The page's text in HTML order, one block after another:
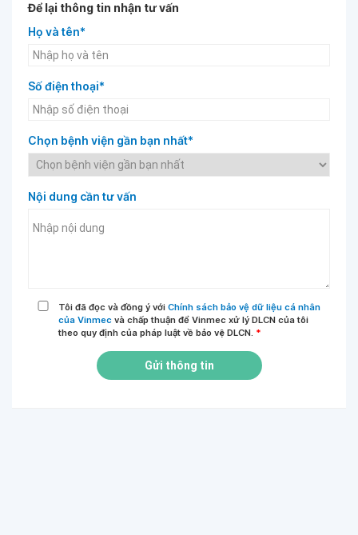
Để lại thông tin nhận tư vấn
Họ và tên*
Số điện thoại*
Chọn bệnh viện gần bạn nhất*
Nội dung cần tư vấn
Tôi đã đọc và đồng ý với Chính sách bảo vệ dữ liệu cá nhân
của Vinmec và chấp thuận để Vinmec xử lý DLCN của tôi
theo quy định của pháp luật về bảo vệ DLCN. *
Gửi thông tin